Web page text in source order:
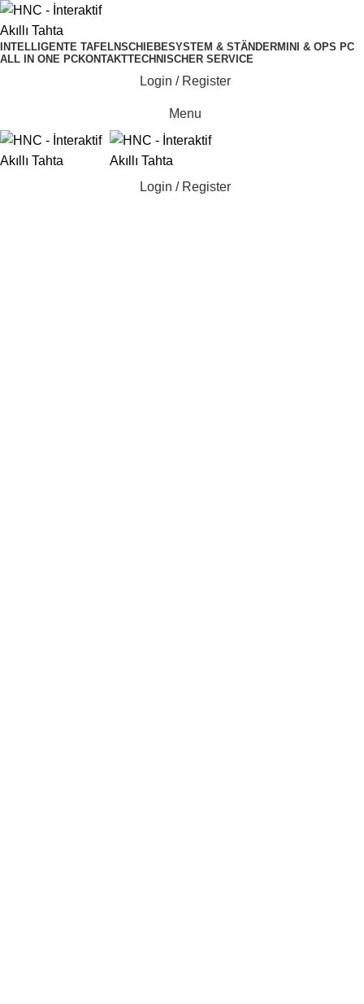
INTELLIGENTE TAFELNSCHIEBESYSTEM & STÄNDERMINI & OPS PC
ALL IN ONE PCKONTAKTTECHNISCHER SERVICE
Login / Register
Menu
Login / Register